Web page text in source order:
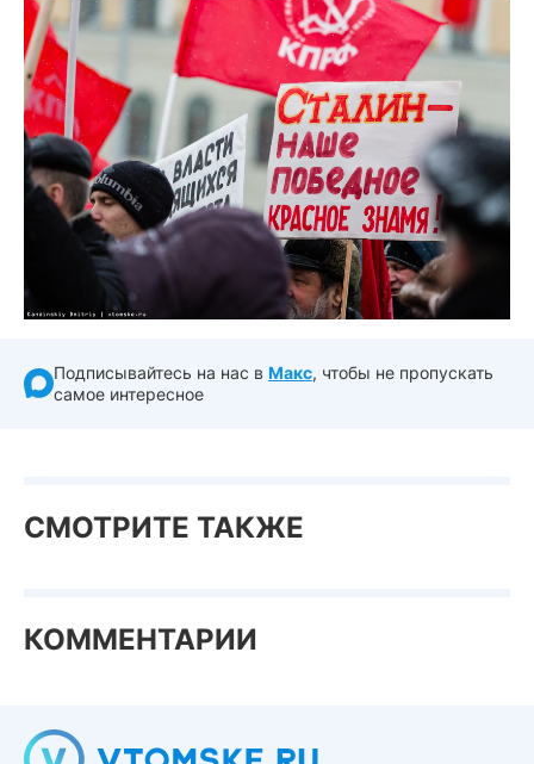
Подписывайтесь на нас в Макс, чтобы не пропускать
самое интересное
СМОТРИТЕ ТАКЖЕ
КОММЕНТАРИИ